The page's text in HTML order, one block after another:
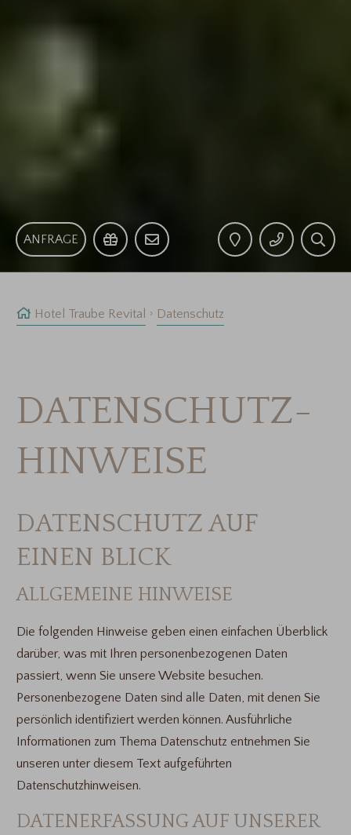
ANFRAGE
Hotel Traube Revital Datenschutz
DATENSCHUTZ­
HINWEISE
DATENSCHUTZ AUF
EINEN BLICK
ALLGEMEINE HINWEISE
Die folgenden Hinweise geben einen einfachen Überblick
darüber, was mit Ihren personenbezogenen Daten
passiert, wenn Sie unsere Website besuchen.
Personenbezogene Daten sind alle Daten, mit denen Sie
persönlich identifiziert werden können. Ausführliche
Informationen zum Thema Datenschutz entnehmen Sie
unseren unter diesem Text aufgeführten
Datenschutzhinweisen.
DATENERFASSUNG AUF UNSERER